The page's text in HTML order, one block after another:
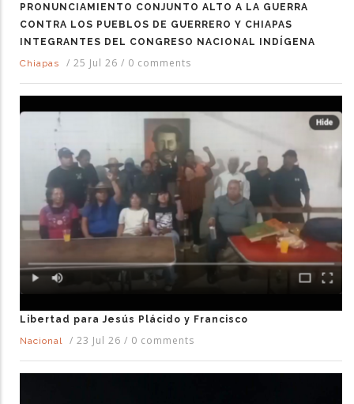
PRONUNCIAMIENTO CONJUNTO ALTO A LA GUERRA
CONTRA LOS PUEBLOS DE GUERRERO Y CHIAPAS
INTEGRANTES DEL CONGRESO NACIONAL INDÍGENA
Chiapas
/ 25 Jul 26 / 0 comments
Libertad para Jesús Plácido y Francisco
Nacional
/ 23 Jul 26 / 0 comments